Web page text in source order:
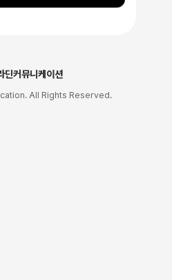
딘커뮤니케이션
All Rights Reserved.